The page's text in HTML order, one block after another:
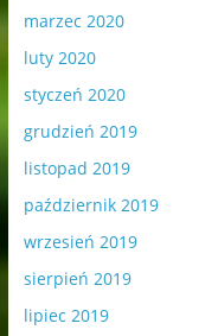
marzec 2020
luty 2020
styczeń 2020
grudzień 2019
listopad 2019
październik 2019
wrzesień 2019
sierpień 2019
lipiec 2019